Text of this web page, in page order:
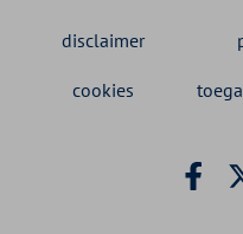
disclaimer
cookies